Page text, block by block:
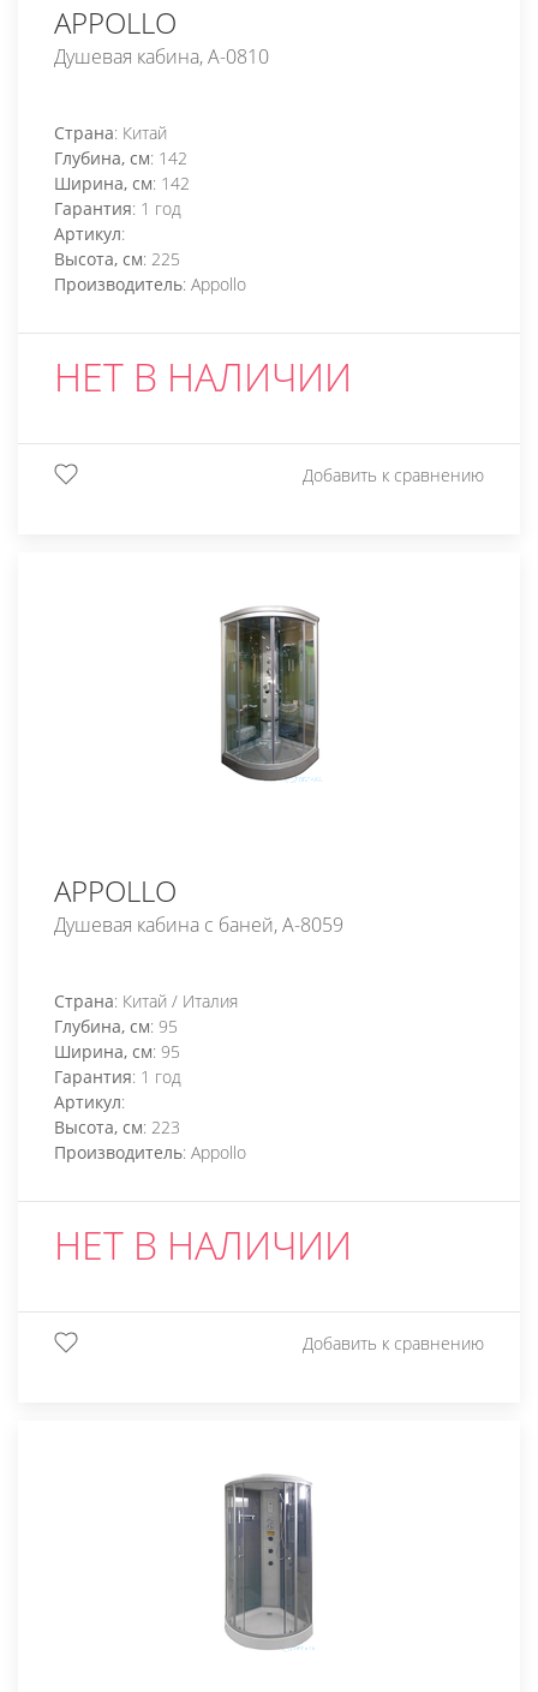
APPOLLO
Душевая кабина, A-0810
Страна: Китай
Глубина, см: 142
Ширина, см: 142
Гарантия: 1 год
Артикул:
Высота, см: 225
Производитель: Appollo
НЕТ В НАЛИЧИИ
Добавить к сравнению
APPOLLO
Душевая кабина с баней, А-8059
Страна: Китай / Италия
Глубина, см: 95
Ширина, см: 95
Гарантия: 1 год
Артикул:
Высота, см: 223
Производитель: Appollo
НЕТ В НАЛИЧИИ
Добавить к сравнению